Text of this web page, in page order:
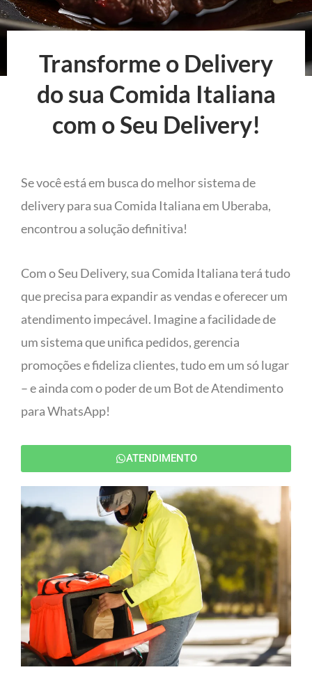
Transforme o Delivery
do sua Comida Italiana
com o Seu Delivery!
Se você está em busca do melhor sistema de
delivery para sua Comida Italiana em Uberaba,
encontrou a solução definitiva!
Com o Seu Delivery, sua Comida Italiana terá tudo
que precisa para expandir as vendas e oferecer um
atendimento impecável. Imagine a facilidade de
um sistema que unifica pedidos, gerencia
promoções e fideliza clientes, tudo em um só lugar
– e ainda com o poder de um Bot de Atendimento
para WhatsApp!
ATENDIMENTO